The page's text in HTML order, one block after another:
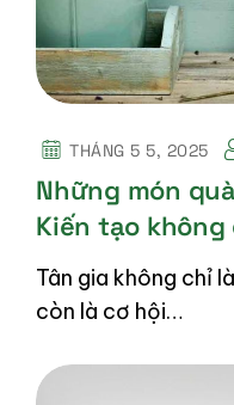
THÁNG 5 5, 2025
Những món
Kiến tạo
Tân gia không chỉ
còn là cơ hội…